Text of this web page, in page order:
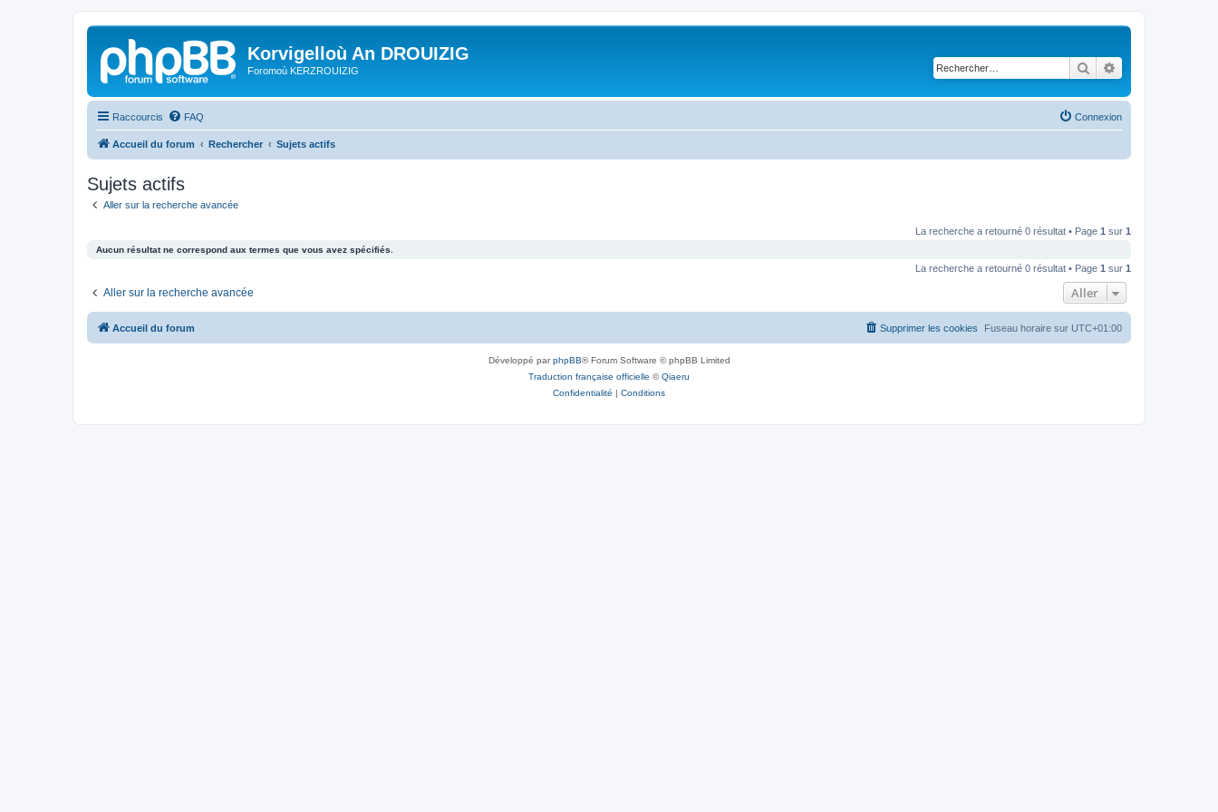
Korvigelloù An DROUIZIG
Foromoù KERZROUIZIG Rechercher
Raccourcis FAQ Connexion
Accueil du forum Rechercher Sujets actifs
Sujets actifs
Aller sur la recherche avancée
La recherche a retourné 0 résultat • Page 1 sur 1
Aucun résultat ne correspond aux termes que vous avez spécifiés.
La recherche a retourné 0 résultat • Page 1 sur 1
Aller sur la recherche avancée Aller
Accueil du forum Fuseau horaire sur UTC+01:00
Supprimer les cookies
Développé parphpBB® Forum Software © phpBB Limited
Traduction française officielle ©Qiaeru
Confidentialité | Conditions